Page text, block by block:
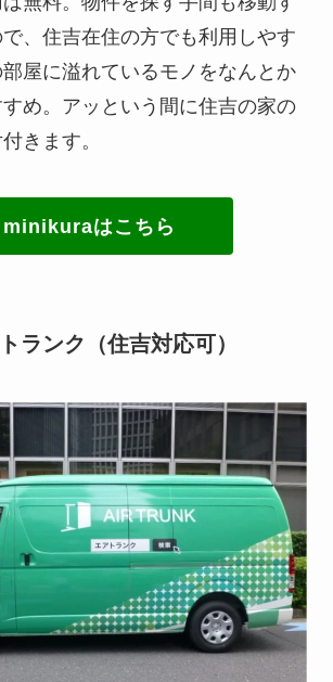
、住吉在住の方でも利用しやす
屋に溢れているモノをなんとか
め。アッという間に住吉の家の
きます。
minikuraはこちら
ランク（住吉対応可）